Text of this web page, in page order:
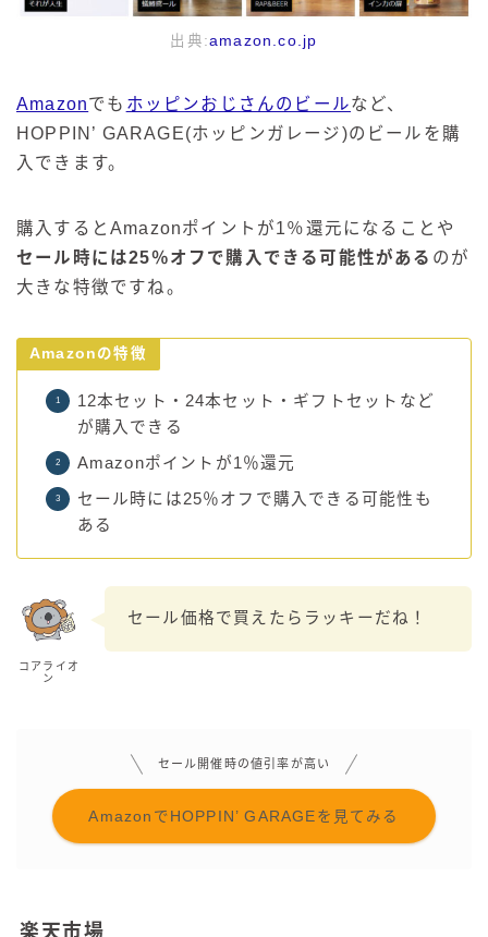
出典:amazon.co.jp
Amazonでも ホッピンおじさんのビールなど、
HOPPIN’ GARAGE(ホッピンガレージ)のビールを購
入できます。
購入するとAmazonポイントが1％還元になることや
セール時には25％オフで購入できる可能性がある のが
大きな特徴ですね。
Amazonの特徴
12本セット・24本セット・ギフトセットなど
が購入できる
Amazonポイントが1％還元
セール時には25％オフで購入できる可能性も
ある
コアライオ
ン
セール価格で買えたらラッキーだね！
セール開催時の値引率が高い
AmazonでHOPPIN’ GARAGEを見てみる
楽天市場